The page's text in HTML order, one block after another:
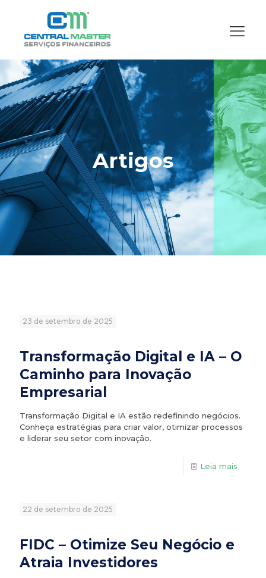
Artigos
23 de setembro de 2025
Transformação Digital e IA – O
Caminho para Inovação
Empresarial
Transformação Digital e IA estão redefinindo negócios.
Conheça estratégias para criar valor, otimizar processos
e liderar seu setor com inovação.
Leia mais
22 de setembro de 2025
FIDC – Otimize Seu Negócio e
Atraia Investidores